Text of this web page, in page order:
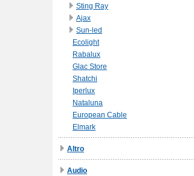
Sting Ray
Ajax
Sun-led
Ecolight
Rabalux
Glac Store
Shatchi
Iperlux
Nataluna
European Cable
Elmark
Altro
Audio